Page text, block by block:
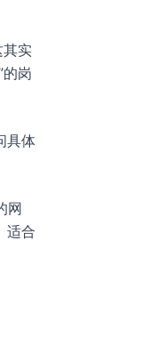
其实
岗
具体
网
适合